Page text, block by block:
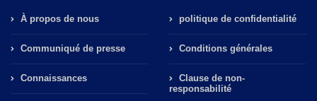
À propos de nous
Communiqué de presse
Connaissances
politique de confidentialité
Conditions générales
Clause de non-
responsabilité